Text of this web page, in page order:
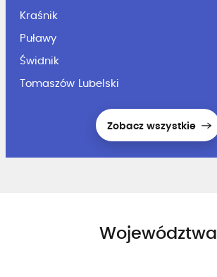
Kraśnik
Puławy
Świdnik
Tomaszów Lubelski
Zobacz wszystkie
Województwa